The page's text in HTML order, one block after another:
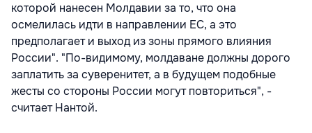
которой нанесен Молдавии за то, что она
осмелилась идти в направлении ЕС, а это
предполагает и выход из зоны прямого влияния
России". "По-видимому, молдаване должны дорого
заплатить за суверенитет, а в будущем подобные
жесты со стороны России могут повториться", -
считает Нантой.